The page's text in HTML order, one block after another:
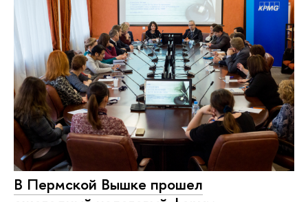
В Пермской Вышке прошел